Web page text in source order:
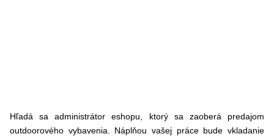
Hľadá sa administrátor eshopu, ktorý sa zaoberá predajom
outdoorového vybavenia. Náplňou vašej práce bude vkladanie